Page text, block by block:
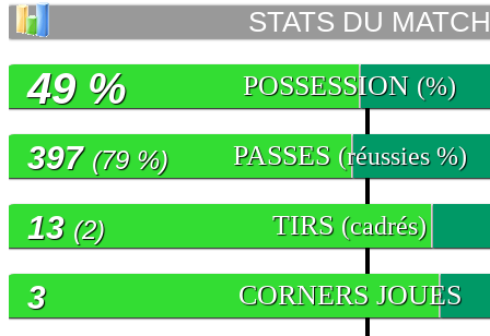
STATS DU MATCH
POSSESSION (%)
49 %
PASSES (réussies %)
397 (79 %)
TIRS (cadrés)
13 (2)
CORNERS JOUES
3